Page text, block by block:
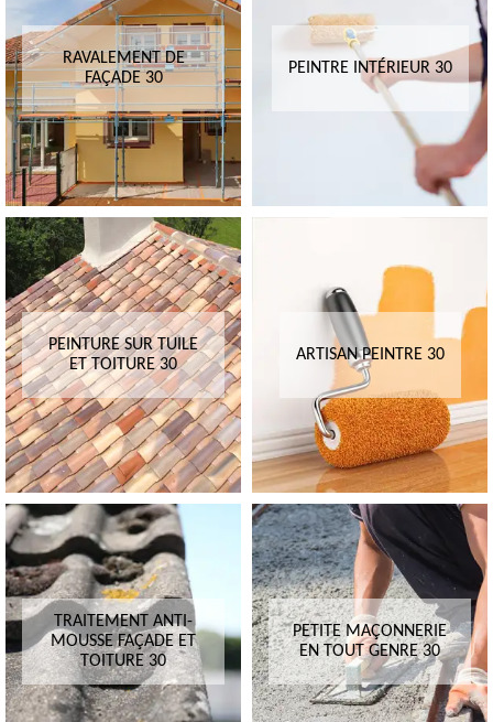
RAVALEMENT DE
FAÇADE 30
PEINTRE INTÉRIEUR 30
PEINTURE SUR TUILE
ET TOITURE 30
ARTISAN PEINTRE 30
TRAITEMENT ANTI-
MOUSSE FAÇADE ET
TOITURE 30
PETITE MAÇONNERIE
EN TOUT GENRE 30